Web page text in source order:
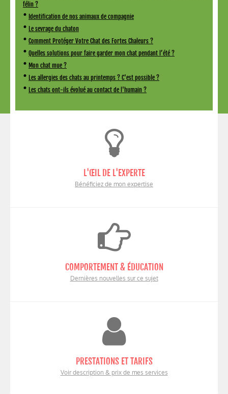
félin ?
• Identification de nos animaux de compagnie
• Le sevrage du chaton
• Comment Protéger Votre Chat des Fortes Chaleurs ?
• Quelles solutions pour faire garder mon chat pendant l’été ?
• Mon chat mue ?
• Les allergies des chats au printemps ? C'est possible ?
• Les chats ont-ils évolué au contact de l'humain ?
L'ŒIL DE L'EXPERTE
Bénéficiez de mon expertise
COMPORTEMENT & ÉDUCATION
Dernières nouvelles sur ce sujet
PRESTATIONS ET TARIFS
Voir description & prix de mes services